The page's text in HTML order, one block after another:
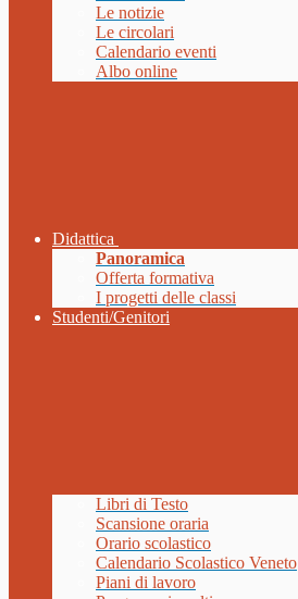
Le notizie
Le circolari
Calendario eventi
Albo online
Didattica
Panoramica
Offerta formativa
I progetti delle classi
Studenti/Genitori
Libri di Testo
Scansione oraria
Orario scolastico
Calendario Scolastico Veneto
Piani di lavoro